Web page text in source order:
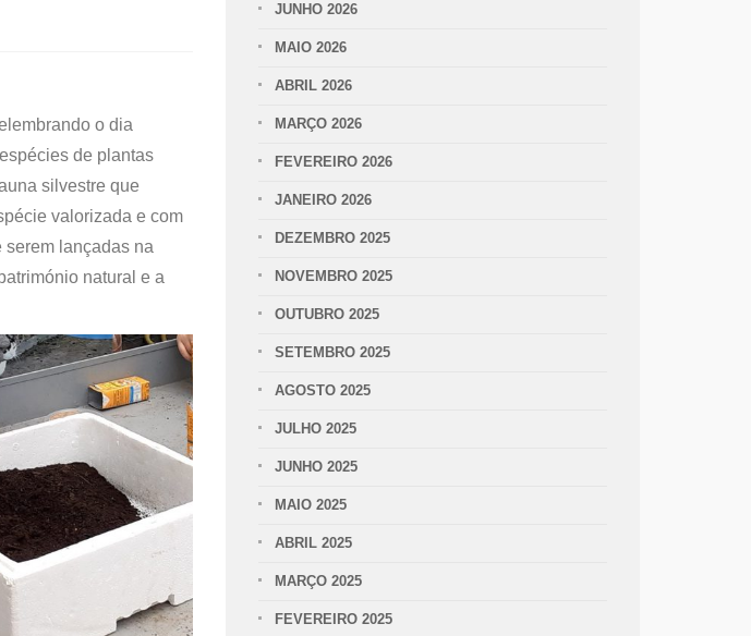
o dia
de plantas
silvestre que
valorizada e com
serem lançadas na
natural e a
JUNHO 2026
MAIO 2026
ABRIL 2026
MARÇO 2026
FEVEREIRO 2026
JANEIRO 2026
DEZEMBRO 2025
NOVEMBRO 2025
OUTUBRO 2025
SETEMBRO 2025
AGOSTO 2025
JULHO 2025
JUNHO 2025
MAIO 2025
ABRIL 2025
MARÇO 2025
FEVEREIRO 2025